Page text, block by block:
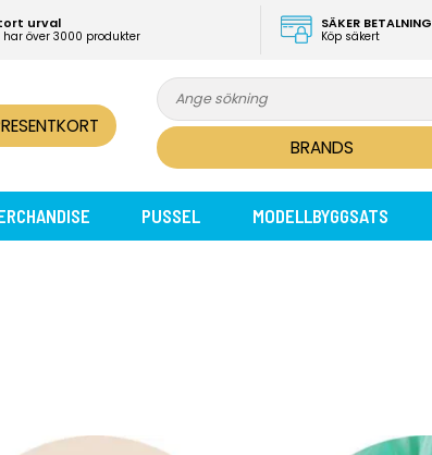
urval
har över 3000 produkter
SÄKER BETALNING
Köp säkert
BRANDS
PUSSEL MODELLBYGGSATS